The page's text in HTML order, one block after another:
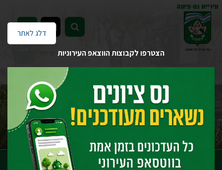
הצטרפו לקבוצות הווצאפ העירוניות
דלג לאתר EN
יחידות העירייה
שפ"ע - שיפור פני העיר